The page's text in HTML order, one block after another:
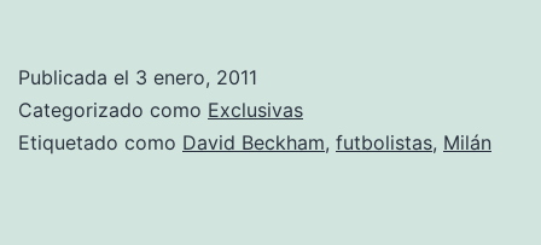
una
Publicada el 3 enero, 2011
Categorizado como Exclusivas
Etiquetado como David Beckham, futbolistas, Milán